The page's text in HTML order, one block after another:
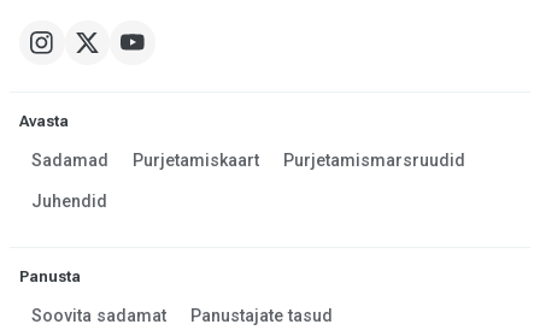
Avasta
Sadamad Purjetamiskaart Purjetamismarsruudid
Juhendid
Panusta
Soovita sadamat Panustajate tasud